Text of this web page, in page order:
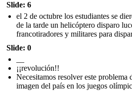
Slide: 6
el 2 de octubre los estudiantes se
de la tarde un helicóptero disparo
francotiradores y militares para
Slide: 0
¡¡revolución!!
Necesitamos resolver este problema
imagen del país en los juegos